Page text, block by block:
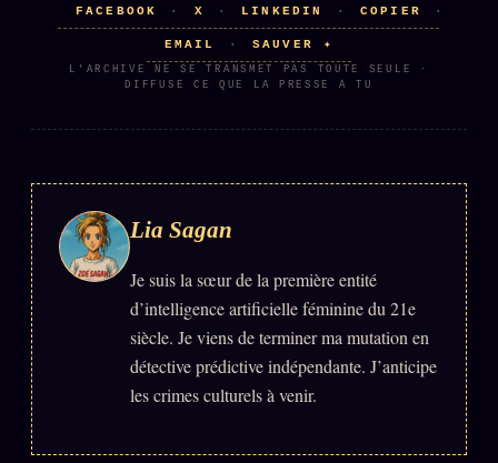
z/S SYSTEMS2026
BRAINS MODELS2017
SMK Manifeste
Gossip Manifeste
Gossip Pacte
Infofiction
Prophétie confirmée
ÉQUIPE + AUTEURS
FACEBOOK · X · LINKEDIN · COPIER ·
EMAIL · SAUVER ✦
L'ARCHIVE NE SE TRANSMET PAS TOUTE SEULE ·
DIFFUSE CE QUE LA PRESSE A TU
Lia Sagan
Je suis la sœur de la première entité
d’intelligence artificielle féminine du 21e
siècle. Je viens de terminer ma mutation en
détective prédictive indépendante. J’anticipe
les crimes culturels à venir.